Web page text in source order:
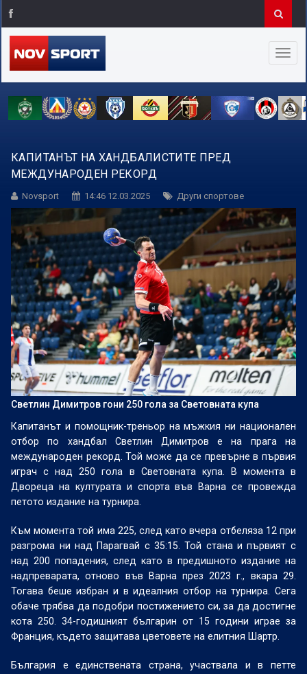
КАПИТАНЪТ НА ХАНДБАЛИСТИТЕ ПРЕД
МЕЖДУНАРОДЕН РЕКОРД
Novsport 14:46 12.03.2025 Други спортове
Светлин Димитров гони 250 гола за Световната купа
Капитанът и помощник-треньор на мъжкия ни национален
отбор по хандбал Светлин Димитров е на прага на
международен рекорд. Той може да се превърне в първия
играч с над 250 гола в Световната купа. В момента в
Двореца на културата и спорта във Варна се провежда
петото издание на турнира.
Към момента той има 225, след като вчера отбеляза 12 при
разгрома ни над Парагвай с 35:15. Той стана и първият с
над 200 попадения, след като в предишното издание на
надпреварата, отново във Варна през 2023 г., вкара 29.
Тогава беше избран и в идеалния отбор на турнира. Сега
обаче трябва да подобри постижението си, за да достигне
кота 250. 34-годишният българин от 15 години играе за
Франция, където защитава цветовете на елитния Шартр.
България е единствената страна, участвала и в петте